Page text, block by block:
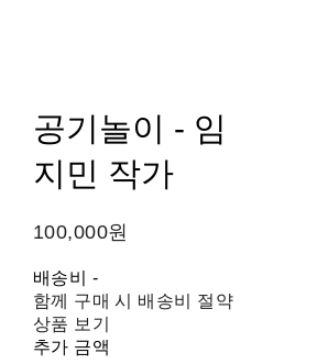
공기놀이 - 임
지민 작가
100,000원
배송비 -
함께 구매 시 배송비 절약
상품 보기
추가 금액